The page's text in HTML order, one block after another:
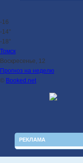
-16
-14°
-18°
Томск
Воскресенье, 12
Прогноз на неделю
© Booked.net
РЕКЛАМА